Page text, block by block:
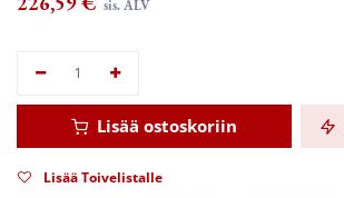
sis. ALV
Lisää ostoskoriin
Lisää Toivelistalle